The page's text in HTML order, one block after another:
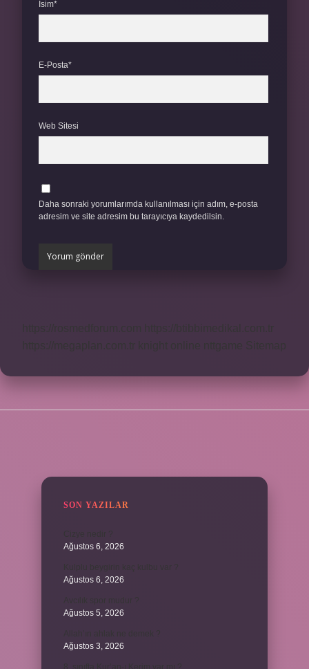
İsim*
E-Posta*
Web Sitesi
Daha sonraki yorumlarımda kullanılması için adım, e-posta
adresim ve site adresim bu tarayıcıya kaydedilsin.
SON YAZILAR
Ağustos 6, 2026
Ağustos 6, 2026
Ağustos 5, 2026
Ağustos 3, 2026